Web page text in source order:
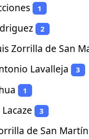
1
2
Zorrilla de San
Lavalleja 3
1
Lacaze 3
de San Martín